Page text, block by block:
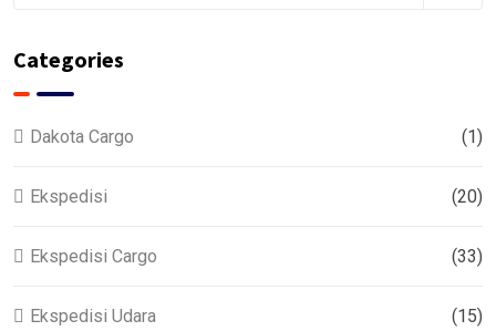
Categories
Dakota Cargo (1)
Ekspedisi (20)
Ekspedisi Cargo (33)
Ekspedisi Udara (15)